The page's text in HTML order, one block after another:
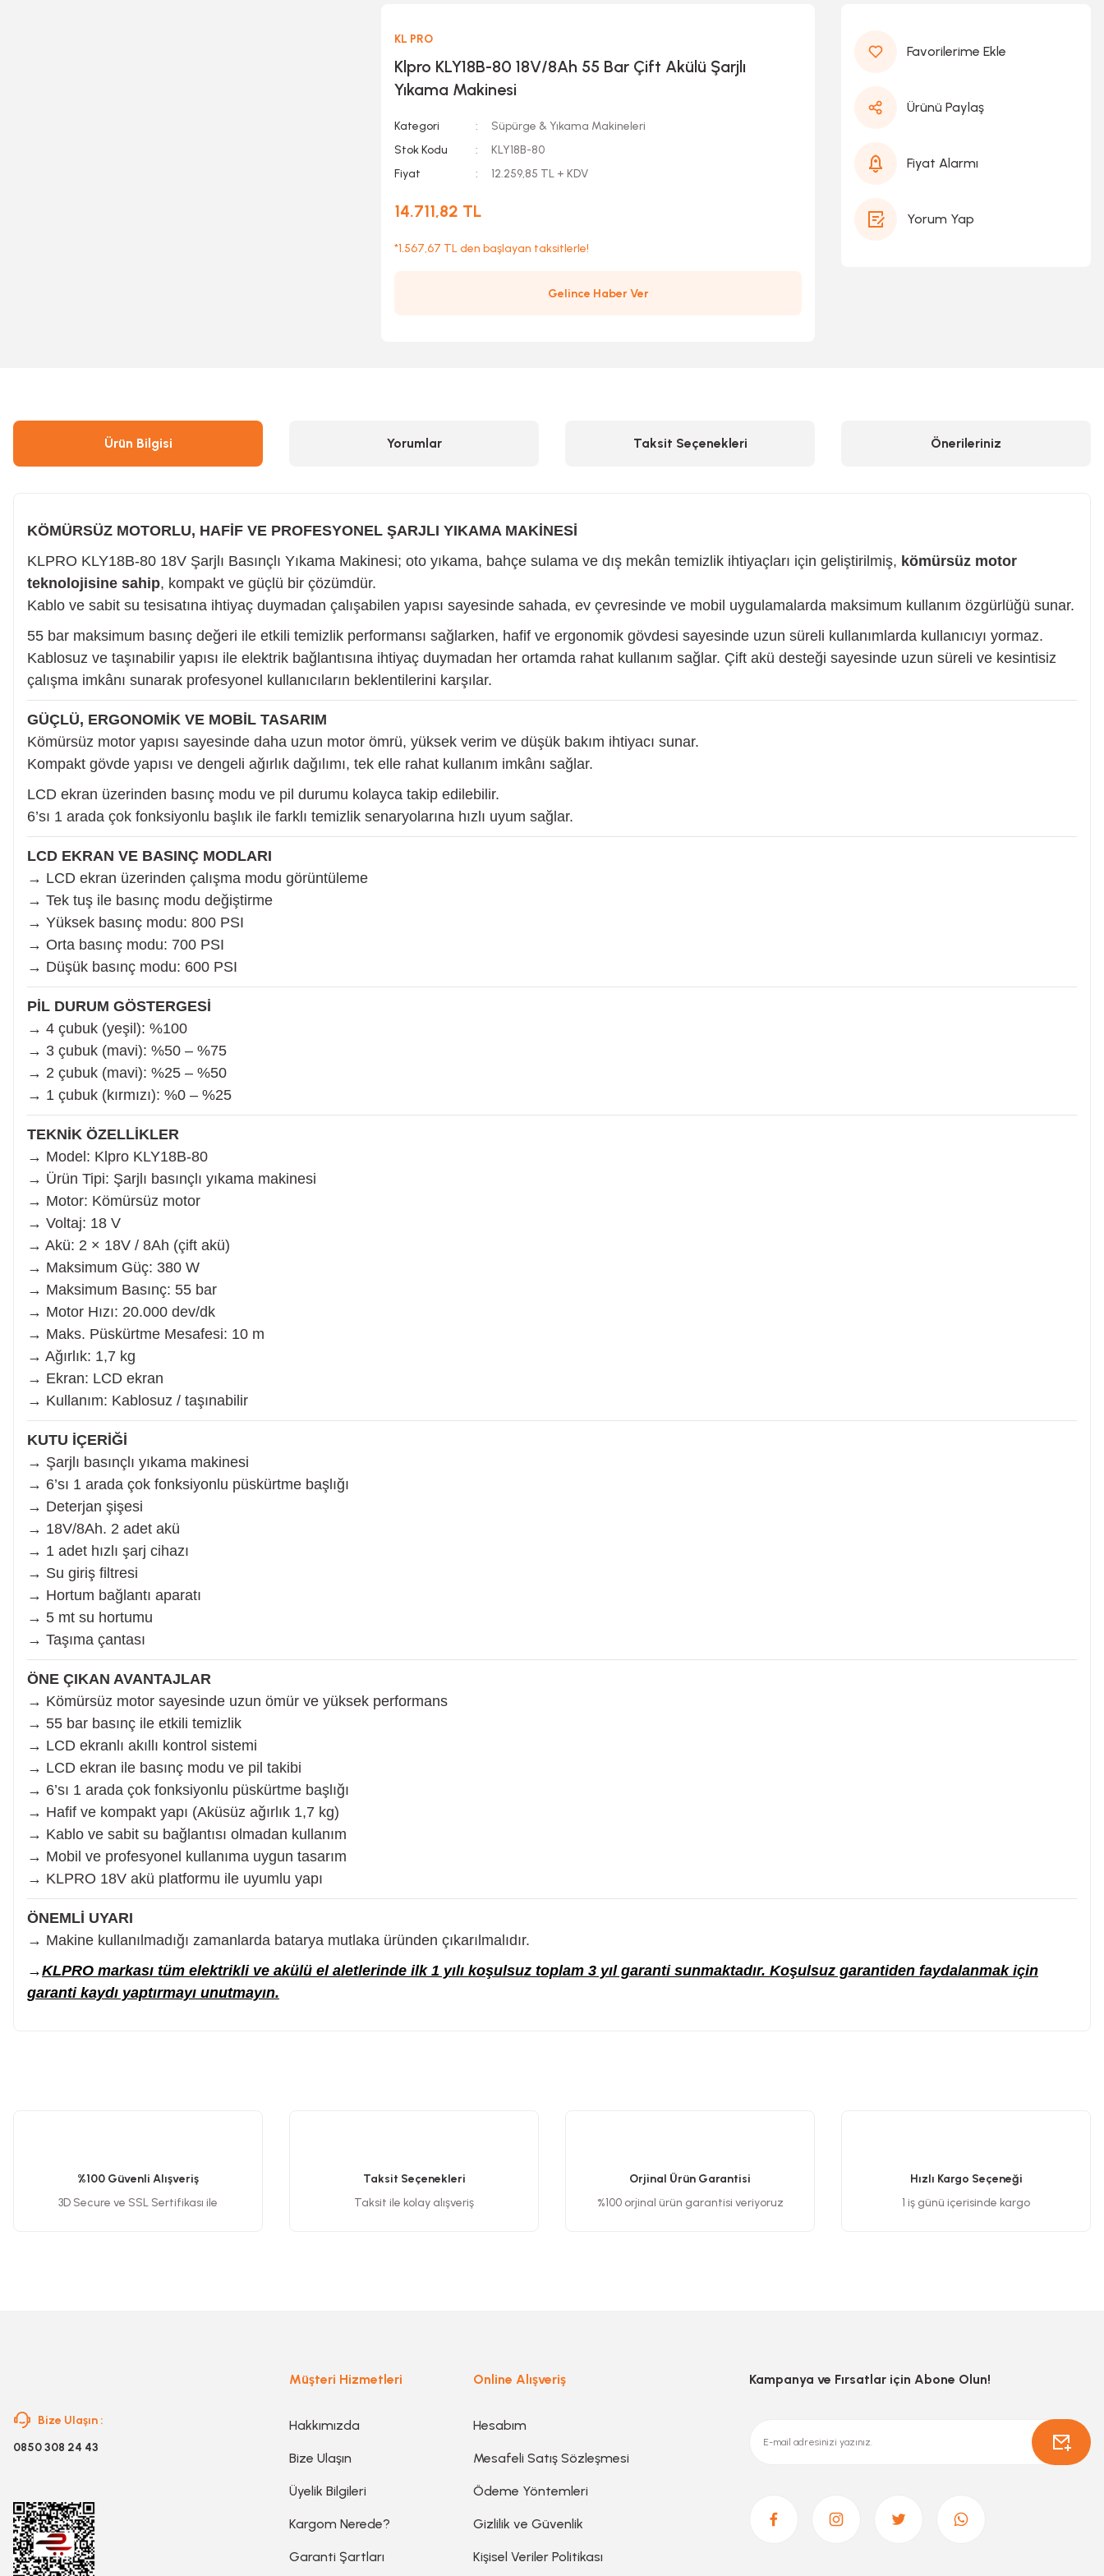
Ahşap & Metal Kesme
Hava Kompresörü
Tilki Kuyruğu
Freze
Pafta
Karot Makinesi
Sıcak Hava Tabancaları
Karıştırıcılar
Polisaj Makinesi
Taş Motoru
Torna Makinesi
Kanal Açma Makinesi
Sac & Sünger Kesme
Matkap & Matkap Ucu
Gravür Setleri
Havya, Lehim Tabancası ve Lehim Teli
Kapı Hidroliği
Şaloma & Pürmüzler
KL PRO
Klpro KLY18B-80 18V/8Ah 55 Bar Çift Akülü Şarjlı
Yıkama Makinesi
Kategori
Süpürge & Yıkama Makineleri
Stok Kodu
KLY18B-80
Fiyat
12.259,85 TL + KDV
14.711,82 TL
*1.567,67 TL den başlayan taksitlerle!
Gelince Haber Ver
Ürünü Paylaş
Fiyat Alarmı
Yorum Yap
Ürün Bilgisi Yorumlar Taksit Seçenekleri Önerileriniz
KÖMÜRSÜZ MOTORLU, HAFİF VE PROFESYONEL ŞARJLI YIKAMA MAKİNESİ
KLPRO KLY18B-80 18V Şarjlı Basınçlı Yıkama Makinesi; oto yıkama, bahçe sulama ve dış mekân temizlik ihtiyaçları için geliştirilmiş, kömürsüz motor
teknolojisine sahip, kompakt ve güçlü bir çözümdür.
Kablo ve sabit su tesisatına ihtiyaç duymadan çalışabilen yapısı sayesinde sahada, ev çevresinde ve mobil uygulamalarda maksimum kullanım özgürlüğü sunar.
55 bar maksimum basınç değeri ile etkili temizlik performansı sağlarken, hafif ve ergonomik gövdesi sayesinde uzun süreli kullanımlarda kullanıcıyı yormaz.
Kablosuz ve taşınabilir yapısı ile elektrik bağlantısına ihtiyaç duymadan her ortamda rahat kullanım sağlar. Çift akü desteği sayesinde uzun süreli ve kesintisiz
çalışma imkânı sunarak profesyonel kullanıcıların beklentilerini karşılar.
GÜÇLÜ, ERGONOMİK VE MOBİL TASARIM
Kömürsüz motor yapısı sayesinde daha uzun motor ömrü, yüksek verim ve düşük bakım ihtiyacı sunar.
Kompakt gövde yapısı ve dengeli ağırlık dağılımı, tek elle rahat kullanım imkânı sağlar.
LCD ekran üzerinden basınç modu ve pil durumu kolayca takip edilebilir.
6’sı 1 arada çok fonksiyonlu başlık ile farklı temizlik senaryolarına hızlı uyum sağlar.
LCD EKRAN VE BASINÇ MODLARI
→ LCD ekran üzerinden çalışma modu görüntüleme
→ Tek tuş ile basınç modu değiştirme
→ Yüksek basınç modu: 800 PSI
→ Orta basınç modu: 700 PSI
→ Düşük basınç modu: 600 PSI
PİL DURUM GÖSTERGESİ
→ 4 çubuk (yeşil): %100
→ 3 çubuk (mavi): %50 – %75
→ 2 çubuk (mavi): %25 – %50
→ 1 çubuk (kırmızı): %0 – %25
TEKNİK ÖZELLİKLER
→ Model: Klpro KLY18B-80
→ Ürün Tipi: Şarjlı basınçlı yıkama makinesi
→ Motor: Kömürsüz motor
→ Voltaj: 18 V
→ Akü: 2 × 18V / 8Ah (çift akü)
→ Maksimum Güç: 380 W
→ Maksimum Basınç: 55 bar
→ Motor Hızı: 20.000 dev/dk
→ Maks. Püskürtme Mesafesi: 10 m
→ Ağırlık: 1,7 kg
→ Ekran: LCD ekran
→ Kullanım: Kablosuz / taşınabilir
KUTU İÇERİĞİ
→ Şarjlı basınçlı yıkama makinesi
→ 6’sı 1 arada çok fonksiyonlu püskürtme başlığı
→ Deterjan şişesi
→ 18V/8Ah. 2 adet akü
→ 1 adet hızlı şarj cihazı
→ Su giriş filtresi
→ Hortum bağlantı aparatı
→ 5 mt su hortumu
→ Taşıma çantası
ÖNE ÇIKAN AVANTAJLAR
→ Kömürsüz motor sayesinde uzun ömür ve yüksek performans
→ 55 bar basınç ile etkili temizlik
→ LCD ekranlı akıllı kontrol sistemi
→ LCD ekran ile basınç modu ve pil takibi
→ 6’sı 1 arada çok fonksiyonlu püskürtme başlığı
→ Hafif ve kompakt yapı (Aküsüz ağırlık 1,7 kg)
→ Kablo ve sabit su bağlantısı olmadan kullanım
→ Mobil ve profesyonel kullanıma uygun tasarım
→ KLPRO 18V akü platformu ile uyumlu yapı
ÖNEMLİ UYARI
→ Makine kullanılmadığı zamanlarda batarya mutlaka üründen çıkarılmalıdır.
→KLPRO markası tüm elektrikli ve akülü el aletlerinde ilk 1 yılı koşulsuz toplam 3 yıl garanti sunmaktadır. Koşulsuz garantiden faydalanmak için
garanti kaydı yaptırmayı unutmayın.
Ürün açıklamasında eksik bilgiler bulunuyor.
Ürün bilgilerinde hatalar bulunuyor.
%100 Güvenli Alışveriş
3D Secure ve SSL Sertifikası ile
Taksit Seçenekleri
Taksit ile kolay alışveriş
Orjinal Ürün Garantisi
%100 orjinal ürün garantisi veriyoruz
Hızlı Kargo Seçeneği
1 iş günü içerisinde kargo
Bize Ulaşın :
0850 308 24 43
Müşteri Hizmetleri
Hakkımızda
Bize Ulaşın
Üyelik Bilgileri
Kargom Nerede?
Garanti Şartları
Online Alışveriş
Hesabım
Mesafeli Satış Sözleşmesi
Ödeme Yöntemleri
Gizlilik ve Güvenlik
Kişisel Veriler Politikası
Kampanya ve Fırsatlar için Abone Olun!